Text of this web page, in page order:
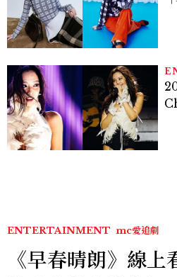
ENTERTAINMENT mc愛追劇
《早春晴朗》線